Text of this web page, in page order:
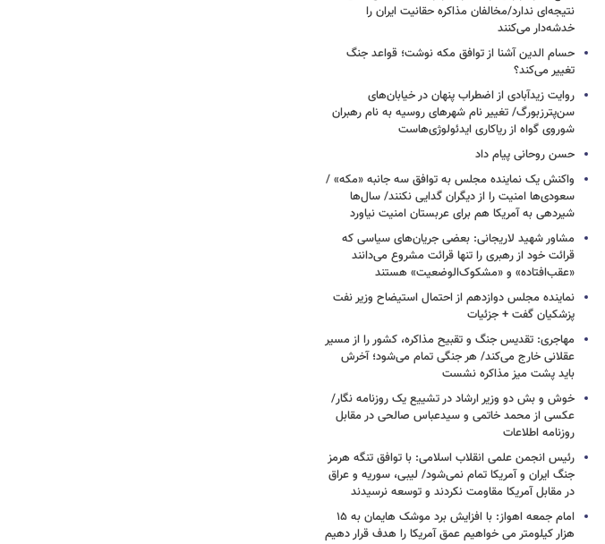
نتیجه‌ای ندارد/مخالفان مذاکره حقانیت ایران را
خدشه‌دار می‌کنند
حسام الدین آشنا از توافق مکه نوشت؛ قواعد جنگ
تغییر می‌کند؟
روایت زیدآبادی از اضطراب پنهان در خیابان‌های
سن‌پترزبورگ/ تغییر نام شهرهای روسیه به نام رهبران
شوروی گواه از ریاکاری ایدئولوژی‌هاست
حسن روحانی پیام داد
واکنش یک نماینده مجلس به توافق سه جانبه «مکه» /
سعودی‌ها امنیت را از دیگران گدایی نکنند/ سال‌ها
شیردهی به آمریکا هم برای عربستان امنیت نیاورد
مشاور شهید لاریجانی: بعضی جریان‌های سیاسی که
قرائت خود از رهبری را تنها قرائت مشروع می‌دانند
«عقب‌افتاده» و «مشکوک‌الوضعیت» هستند
نماینده مجلس دوازدهم از احتمال استیضاح وزیر نفت
پزشکیان گفت + جزئیات
مهاجری: تقدیس جنگ و تقبیح مذاکره، کشور را از مسیر
عقلانی خارج می‌کند/ هر جنگی تمام می‌شود؛ آخرش
باید پشت میز مذاکره نشست
خوش و بش دو وزیر ارشاد در تشییع یک روزنامه نگار/
عکسی از محمد خاتمی و سیدعباس صالحی در مقابل
روزنامه اطلاعات
رئیس انجمن علمی انقلاب اسلامی: با توافق تنگه هرمز
جنگ ایران و آمریکا تمام نمی‌شود/ لیبی، سوریه و عراق
در مقابل آمریکا مقاومت نکردند و توسعه نرسیدند
امام‌ جمعه اهواز: با افزایش برد موشک هایمان به ۱۵
هزار کیلومتر می خواهیم عمق آمریکا را هدف قرار دهیم